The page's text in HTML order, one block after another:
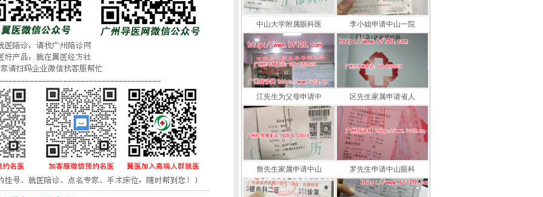
中山大学附属眼科医 李小姐申请中山一院
江先生为父母申请中 区先生家属申请省人
詹先生家属申请中山 罗先生申请中山眼科